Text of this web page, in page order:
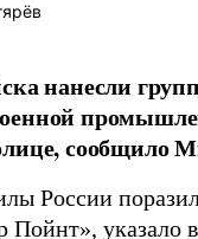
нанесли
сообщило
России
указало